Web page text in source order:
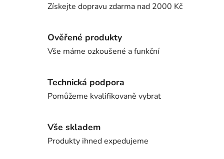
Získejte dopravu zdarma nad 2000 Kč
Ověřené produkty
Vše máme ozkoušené a funkční
Technická podpora
Pomůžeme kvalifikovaně vybrat
Vše skladem
Produkty ihned expedujeme